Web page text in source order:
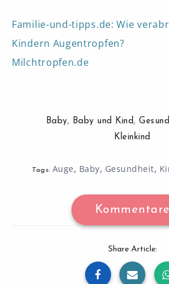
Familie-und-tipps.de: Wie
Kindern Augentropfen?
Milchtropfen.de
Baby, Baby und Kind,
Kleinkind
Tags: Auge, Baby, Gesundheit,
Kommentare
Share Article: